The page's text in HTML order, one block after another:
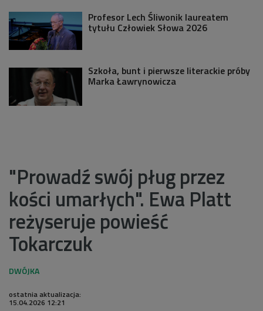
Profesor Lech Śliwonik laureatem
tytułu Człowiek Słowa 2026
Szkoła, bunt i pierwsze literackie próby
Marka Ławrynowicza
"Prowadź swój pług przez
kości umarłych". Ewa Platt
reżyseruje powieść
Tokarczuk
ostatnia aktualizacja:
15.04.2026 12:21